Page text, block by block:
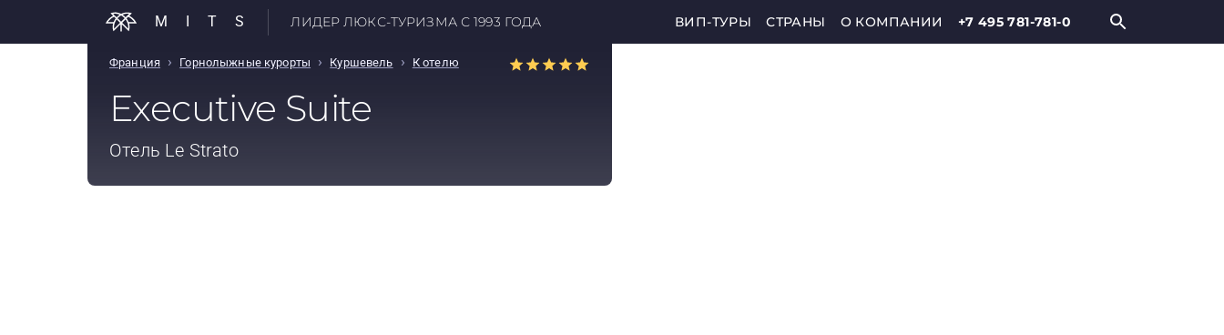
MITS ЛИДЕР ЛЮКС-ТУРИЗМА С 1993 ГОДА ВИП-ТУРЫ СТРАНЫ О КОМПАНИИ +7 495 781-781-0
Франция › Горнолыжные курорты › Куршевель › К отелю
Executive Suite
Отель Le Strato